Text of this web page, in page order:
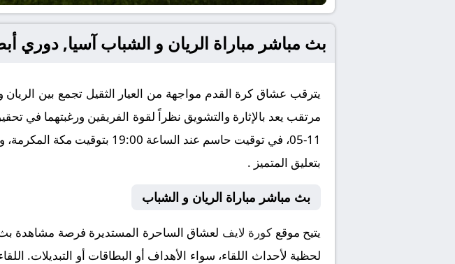
بث مباشر مباراة الريان و الشباب آسيا, دوري
يترقب عشاق كرة القدم مواجهة من العيار الثقيل تجمع بين
11-05، في توقيت حاسم عند
بتعليق المتميز .
بث مباشر مباراة الريان و الشباب
يتيح موقع كورة لايف لعشاق الساحرة المستديرة فرصة مشاهدة بث
لحظية لأحداث اللقاء، سواء الأهداف أو البطاقات أو التبديلات.